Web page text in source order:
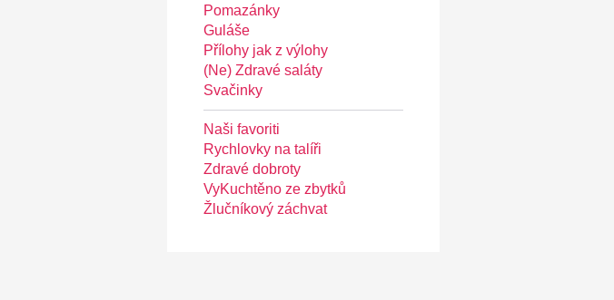
Pomazánky
Guláše
Přílohy jak z výlohy
(Ne) Zdravé saláty
Svačinky
Naši favoriti
Rychlovky na talíři
Zdravé dobroty
VyKuchtěno ze zbytků
Žlučníkový záchvat